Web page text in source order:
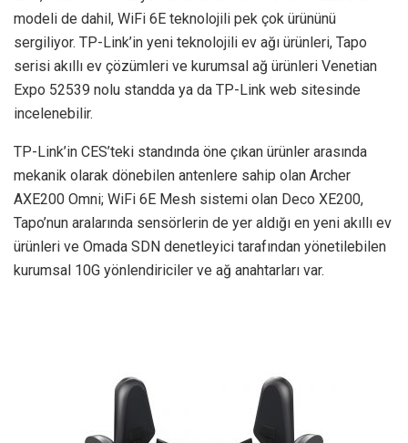
modeli de dahil, WiFi 6E teknolojili pek çok ürününü
sergiliyor. TP-Link’in yeni teknolojili ev ağı ürünleri, Tapo
serisi akıllı ev çözümleri ve kurumsal ağ ürünleri Venetian
Expo 52539 nolu standda ya da TP-Link web sitesinde
incelenebilir.
TP-Link’in CES’teki standında öne çıkan ürünler arasında
mekanik olarak dönebilen antenlere sahip olan Archer
AXE200 Omni; WiFi 6E Mesh sistemi olan Deco XE200,
Tapo’nun aralarında sensörlerin de yer aldığı en yeni akıllı ev
ürünleri ve Omada SDN denetleyici tarafından yönetilebilen
kurumsal 10G yönlendiriciler ve ağ anahtarları var.